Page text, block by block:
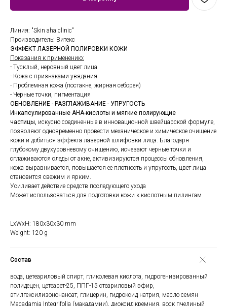
Линия: "Skin aha clinic"
Производитель: Витекс
ЭФФЕКТ ЛАЗЕРНОЙ ПОЛИРОВКИ КОЖИ
Показания к применению:
- Тусклый, неровный цвет лица
- Кожа с признаками увядания
- Проблемная кожа (постакне, жирная себорея)
- Черные точки, пигментация
ОБНОВЛЕНИЕ - РАЗГЛАЖИВАНИЕ - УПРУГОСТЬ
Инкапсулированные АНА-кислоты и мягкие полирующие
частицы, искусно соединенные в инновационной швейцарской формуле,
позволяют одновременно провести механическое и химическое очищение
кожи и добиться эффекта лазерной шлифовки лица. Благодаря
глубокому двухуровневому очищению, исчезают черные точки и
сглаживаются следы от акне, активизируются процессы обновления,
кожа выравнивается, повышается ее плотность и упругость, цвет лица
становится свежим и ярким.
Усиливает действие средств последующего ухода
Может использоваться для подготовки кожи к кислотным пилингам
LxWxH: 180x30x30 mm
Weight: 120 g
Состав
вода, цетеариловый спирт, гликолевая кислота, гидрогенизированный
полидецен, цетеарет-25, ППГ-15 стеариловый эфир,
этилгексилизононаноат, глицерин, гидроксид натрия, масло семян
Macadamia Integrifolia (макадамии), диоксид кремния, воск пчелиный